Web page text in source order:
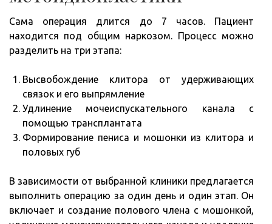
Сама операция длится до 7 часов. Пациент
находится под общим наркозом. Процесс можно
разделить на три этапа:
Высвобождение клитора от удерживающих
связок и его выпрямление
Удлинение мочеиспускательного канала с
помощью трансплантата
Формирование пениса и мошонки из клитора и
половых губ
В зависимости от выбранной клиники предлагается
выполнить операцию за один день и один этап. Он
включает и создание полового члена с мошонкой,